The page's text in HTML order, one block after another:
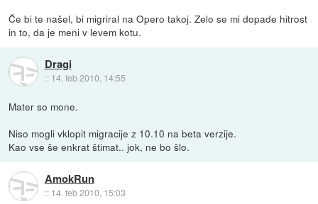
Če bi te našel, bi migriral na Opero takoj. Zelo se mi dopade hitrost
in to, da je meni v levem kotu.
Dragi
:: 14. feb 2010, 14:55
Mater so mone.
Niso mogli vklopit migracije z 10.10 na beta verzije.
Kao vse še enkrat štimat.. jok, ne bo šlo.
AmokRun
:: 14. feb 2010, 15:03